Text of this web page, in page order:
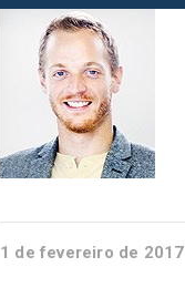
1 de fevereiro de 2017